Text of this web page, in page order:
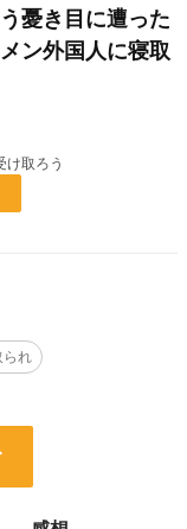
憂き目に遭った
ン外国人に寝取
け取ろう
られ